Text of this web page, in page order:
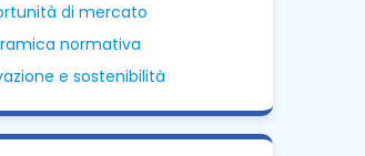
di mercato
normativa
e sostenibilità